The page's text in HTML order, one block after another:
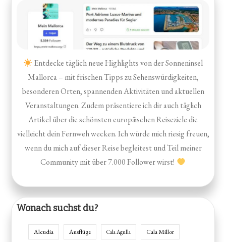
Entdecke täglich neue Highlights von der Sonneninsel
Mallorca – mit frischen Tipps zu Sehenswürdigkeiten,
besonderen Orten, spannenden Aktivitäten und aktuellen
Veranstaltungen. Zudem präsentiere ich dir auch täglich
Artikel über die schönsten europäischen Reiseziele die
vielleicht dein Fernweh wecken. Ich würde mich riesig freuen,
wenn du mich auf dieser Reise begleitest und Teil meiner
Community mit über 7.000 Follower wirst!
Wonach suchst du?
Alcudia Ausflüge Cala Agulla Cala Millor